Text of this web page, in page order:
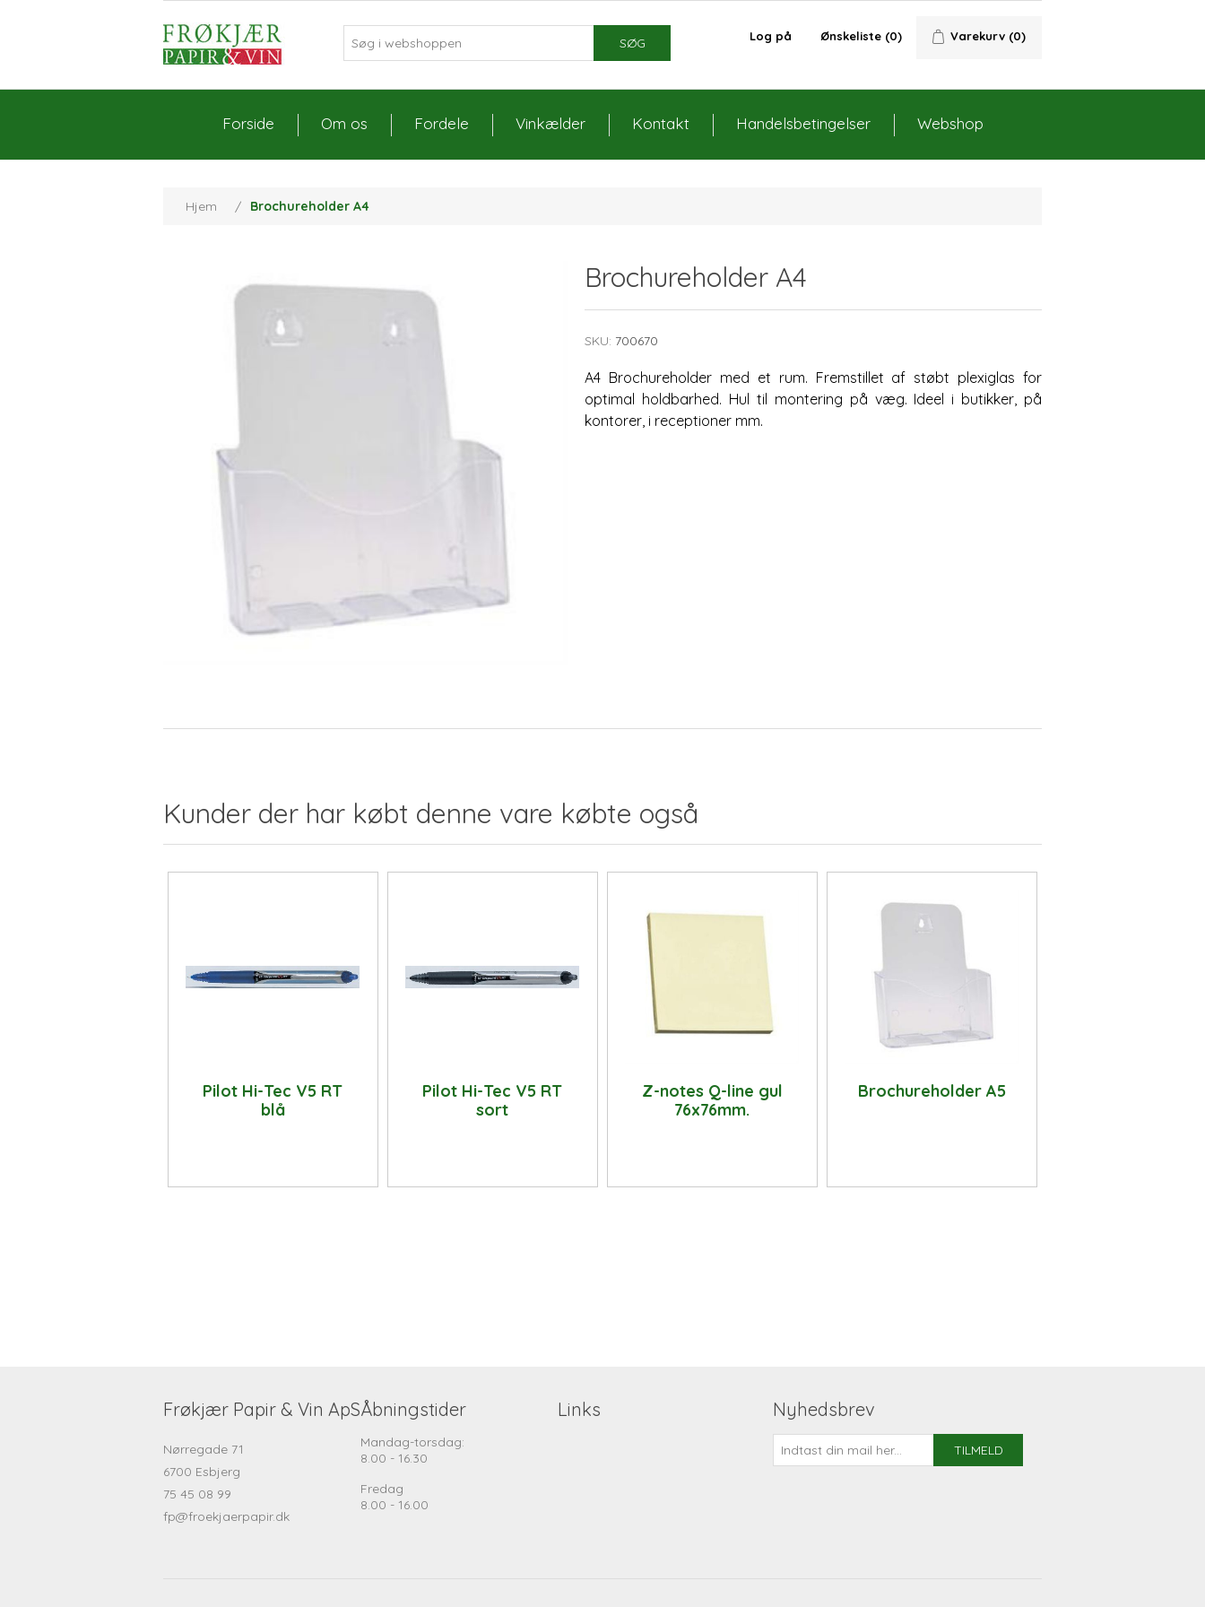
SØG Log på Ønskeliste (0) Varekurv (0)
Forside Om os Fordele Vinkælder Kontakt Handelsbetingelser Webshop
Hjem / Brochureholder A4
Brochureholder A4
SKU: 700670
A4 Brochureholder med et rum. Fremstillet af støbt plexiglas for
optimal holdbarhed. Hul til montering på væg. Ideel i butikker, på
kontorer, i receptioner mm.
Kunder der har købt denne vare købte også
Pilot Hi-Tec V5 RT
blå
Pilot Hi-Tec V5 RT
sort
Z-notes Q-line gul
76x76mm.
Brochureholder A5
Frøkjær Papir & Vin ApS
Nørregade 71
6700 Esbjerg
75 45 08 99
fp@froekjaerpapir.dk
Åbningstider
Mandag-torsdag:
8.00 - 16.30
Fredag
8.00 - 16.00
Links Nyhedsbrev
TILMELD